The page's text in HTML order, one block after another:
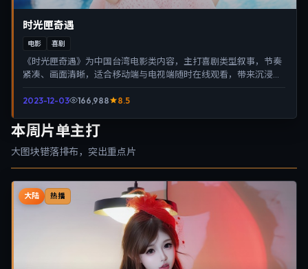
时光匣奇遇
电影 喜剧
《时光匣奇遇》为中国台湾电影类内容，主打喜剧类型叙事，节奏
紧凑、画面清晰，适合移动端与电视端随时在线观看，带来沉浸式
2023-12-03 166,988 8.5
本周片单主打
大图块错落排布，突出重点片
大陆 热播